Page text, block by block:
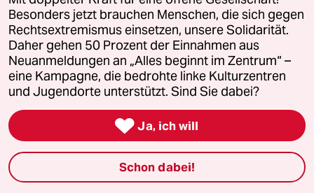
weiter gefährden möchte.
"Aber nach dem jetzigen Stand ist es
das Beste, was wir tun können, ältere,
geschwächte und kranke Menschen
zu schützen, und zwar durch
räumliche Distanz.
Eine passende Formulierung könnte
sein: "Es ist im Moment für euch
besser, wenn Ihr keinen intensiven
Kontakt zu uns und den Kindern habt.
Wir haben zwar keine Symptome,
könnten aber mit dem Coronavirus
Besonders jetzt brauchen Menschen, die sich gegen
Rechtsextremismus einsetzen, unsere Solidarität.
Daher gehen 50 Prozent der Einnahmen aus
Neuanmeldungen an „Alles beginnt im Zentrum“ –
eine Kampagne, die bedrohte linke Kulturzentren
und Jugendorte unterstützt. Sind Sie dabei?
 Ja, ich will
Schon dabei!